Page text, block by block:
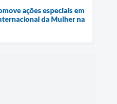
ações especiais em
da Mulher na